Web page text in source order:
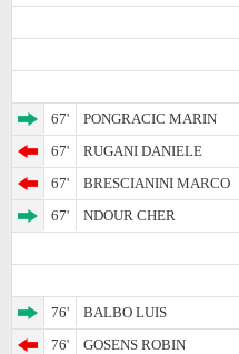
67'
PONGRACIC MARIN
67'
RUGANI DANIELE
67'
BRESCIANINI MARCO
67'
NDOUR CHER
76'
BALBO LUIS
76'
GOSENS ROBIN